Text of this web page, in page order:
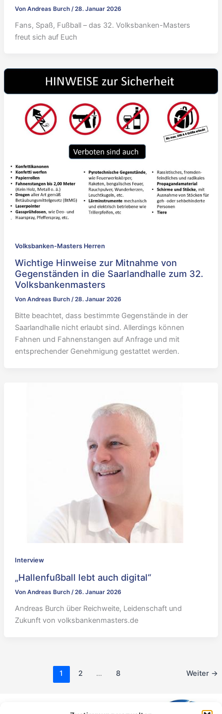
Von Andreas Burch /28. Januar 2026
Fans, Spaß, Fußball – das 32. Volksbanken-Masters
freut sich auf Euch
Volksbanken-Masters Herren
Wichtige Hinweise zur Mitnahme von
Gegenständen in die Saarlandhalle zum 32.
Volksbankenmasters
Von Andreas Burch /28. Januar 2026
Bitte beachtet, dass bestimmte Gegenstände in der
Saarlandhalle nicht erlaubt sind. Allerdings können
Fahnen und Fahnenstangen auf Anfrage und mit
entsprechender Genehmigung gestattet werden.
Interview
„Hallenfußball lebt auch digital“
Von Andreas Burch /26. Januar 2026
Andreas Burch über Reichweite, Leidenschaft und
Zukunft von volksbankenmasters.de
1 2 … 8 Weiter →